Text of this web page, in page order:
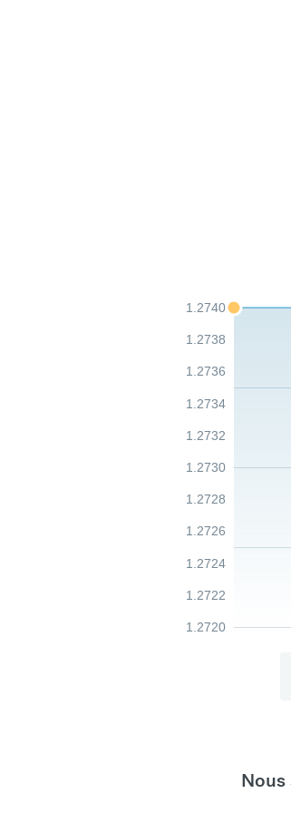
1.2720
1.2722
1.2724
1.2726
1.2728
1.2730
1.2732
1.2734
1.2736
1.2738
1.2740